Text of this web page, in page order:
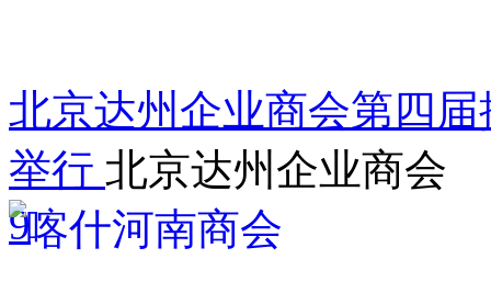
北京达州企业商会第四
举行 北京达州企业商会
9